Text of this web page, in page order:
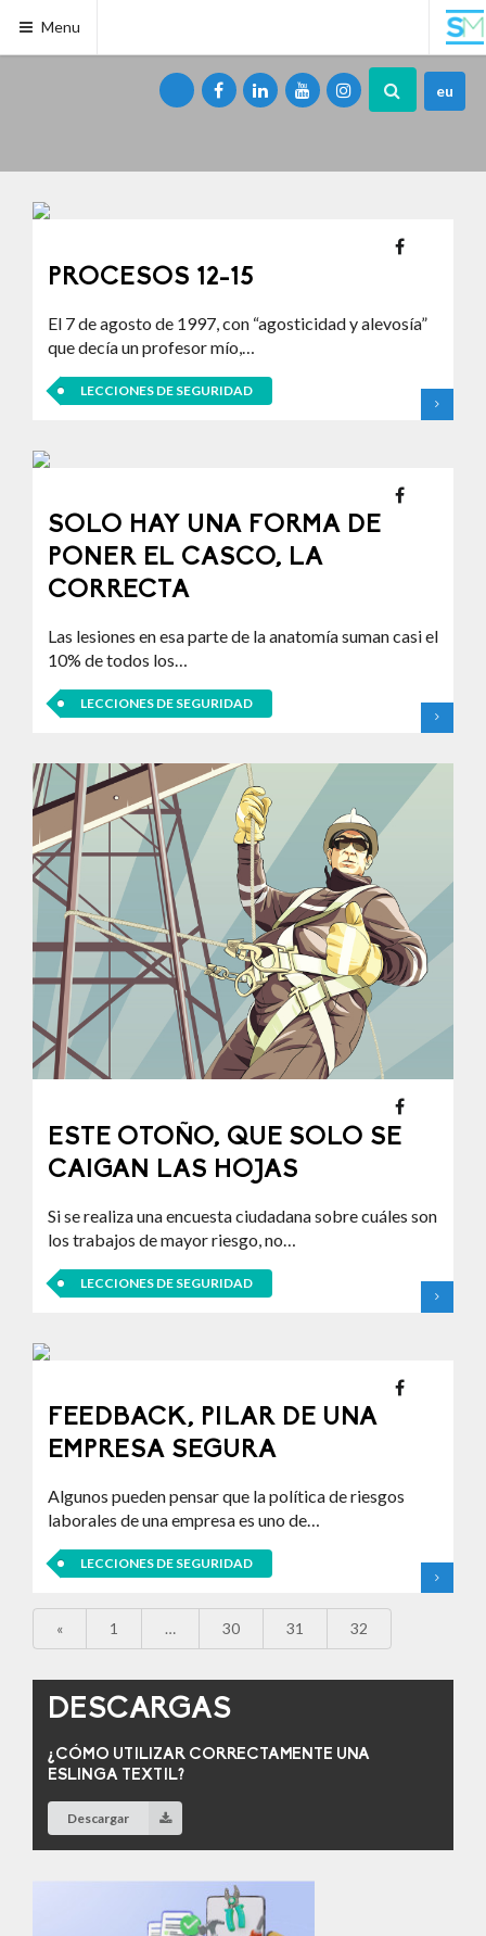
Menu
eu
PROCESOS 12-15
El 7 de agosto de 1997, con “agosticidad y alevosía”
que decía un profesor mío,…
LECCIONES DE SEGURIDAD
SOLO HAY UNA FORMA DE
PONER EL CASCO, LA
CORRECTA
Las lesiones en esa parte de la anatomía suman casi el
10% de todos los…
LECCIONES DE SEGURIDAD
ESTE OTOÑO, QUE SOLO SE
CAIGAN LAS HOJAS
Si se realiza una encuesta ciudadana sobre cuáles son
los trabajos de mayor riesgo, no…
LECCIONES DE SEGURIDAD
FEEDBACK, PILAR DE UNA
EMPRESA SEGURA
Algunos pueden pensar que la política de riesgos
laborales de una empresa es uno de…
LECCIONES DE SEGURIDAD
« 1 … 30 31 32
DESCARGAS
¿CÓMO UTILIZAR CORRECTAMENTE UNA
ESLINGA TEXTIL?
Descargar